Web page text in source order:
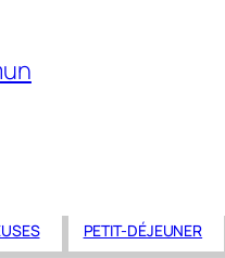
PETIT-DÉJEUNER